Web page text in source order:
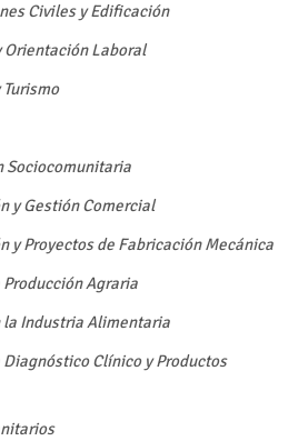
Civiles y Edificación
Orientación Laboral
Sociocomunitaria
y Gestión Comercial
y Proyectos de Fabricación Mecánica
Producción Agraria
la Industria Alimentaria
Diagnóstico Clínico y Productos